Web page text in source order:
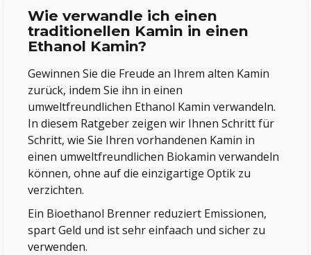
Wie verwandle ich einen
traditionellen Kamin in einen
Ethanol Kamin?
Gewinnen Sie die Freude an Ihrem alten Kamin
zurück, indem Sie ihn in einen
umweltfreundlichen Ethanol Kamin verwandeln.
In diesem Ratgeber zeigen wir Ihnen Schritt für
Schritt, wie Sie Ihren vorhandenen Kamin in
einen umweltfreundlichen Biokamin verwandeln
können, ohne auf die einzigartige Optik zu
verzichten.
Ein Bioethanol Brenner reduziert Emissionen,
spart Geld und ist sehr einfaach und sicher zu
verwenden.